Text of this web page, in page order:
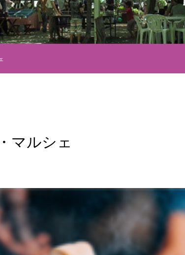
マルシェ